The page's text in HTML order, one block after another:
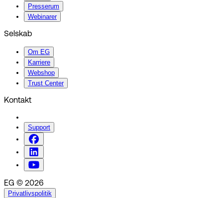
Presserum
Webinarer
Selskab
Om EG
Karriere
Webshop
Trust Center
Kontakt
Support
EG © 2026
Privatlivspolitik